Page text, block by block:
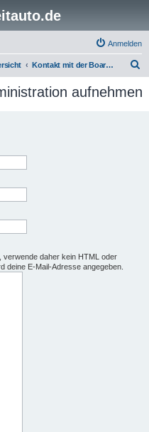
Anmelden
Kontakt mit der Board-Administration aufnehmen
c
aufnehmen
daher kein HTML oder
deine E-Mail-Adresse angegeben.